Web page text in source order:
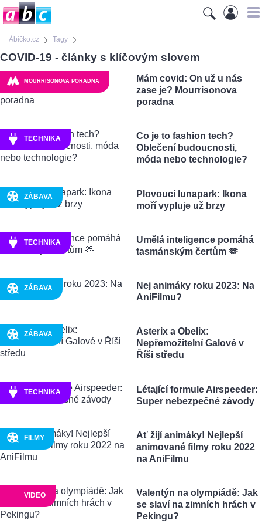
Ábíčko.cz Tagy
COVID-19 - články s klíčovým slovem
MOURRISONOVA PORADNA
Mám covid: On už u nás
zase je? Mourrisonova
poradna
TECHNIKA
Co je to fashion tech?
Oblečení budoucnosti,
móda nebo technologie?
ZÁBAVA
Plovoucí lunapark: Ikona
moří vypluje už brzy
TECHNIKA
Umělá inteligence pomáhá
tasmánským čertům 🫶
ZÁBAVA
Nej animáky roku 2023: Na
AniFilmu?
ZÁBAVA
Asterix a Obelix:
Nepřemožitelní Galové v
Říši středu
TECHNIKA
Létající formule Airspeeder:
Super nebezpečné závody
FILMY
Ať žijí animáky! Nejlepší
animované filmy roku 2022
na AniFilmu
VIDEO
Valentýn na olympiádě: Jak
se slaví na zimních hrách v
Pekingu?